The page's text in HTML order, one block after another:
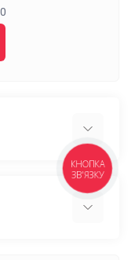
КНОПКА
ЗВ'ЯЗКУ